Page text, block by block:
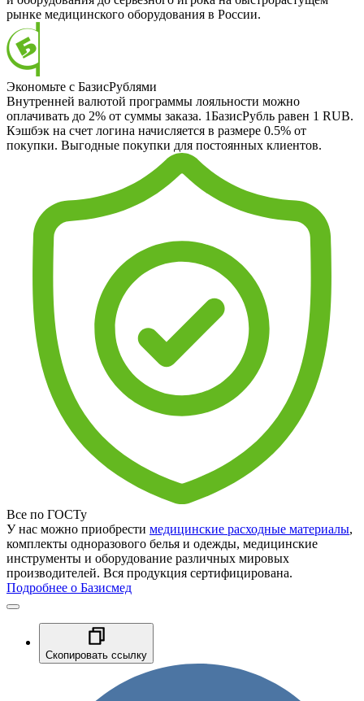
рынке медицинского оборудования в России.
Экономьте с БазисРублями
Внутренней валютой программы лояльности можно
оплачивать до 2% от суммы заказа. 1БазисРубль равен 1 RUB.
Кэшбэк на счет логина начисляется в размере 0.5% от
покупки. Выгодные покупки для постоянных клиентов.
Все по ГОСТу
У нас можно приобрести медицинские расходные материалы,
комплекты одноразового белья и одежды, медицинские
инструменты и оборудование различных мировых
производителей. Вся продукция сертифицирована.
Подробнее о Базисмед
Скопировать ссылку